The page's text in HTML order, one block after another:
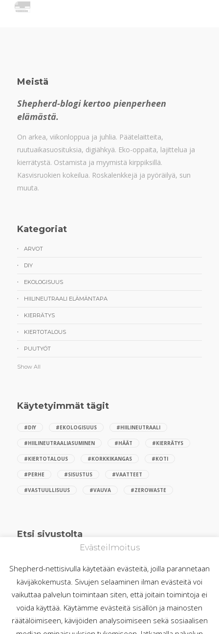
Meistä
Shepherd-blogi kertoo pienperheen
elämästä.
On arkea, viikonloppua ja juhlia. Päätelaitteita,
ruutuaikasuosituksia, digiähkyä. Eko-oppaita, lajittelua ja
kierrätystä. Ostamista ja myymistä kirppiksillä.
Kasvisruokien kokeilua. Roskalenkkejä ja pyöräilyä, sun
muuta.
Kategoriat
ARVOT
DIY
EKOLOGISUUS
HIILINEUTRAALI ELÄMÄNTAPA
KIERRÄTYS
KIERTOTALOUS
PUUTYÖT
Show All
Käytetyimmät tägit
#DIY #EKOLOGISUUS #HIILINEUTRAALI
#HIILINEUTRAALIASUMINEN #HÄÄT #KIERRÄTYS
#KIERTOTALOUS #KORKKIKANGAS #KOTI
#PERHE #SISUSTUS #VAATTEET
#VASTUULLISUUS #VAUVA #ZEROWASTE
Etsi sivustolta
Evästeilmoitus
Shepherd-nettisivulla käytetään evästeitä, joilla parannetaan
kävijäkokemusta. Sivujen selaaminen ilman evästeitä voi
vaikuttaa palvelun toimintaan siten, että joitain toimintoja ei
voida käyttää. Käytämme evästeitä sisällön ja mainosten
räätälöimiseen, kävijöiden analysoimiseen sekä sosiaalisen